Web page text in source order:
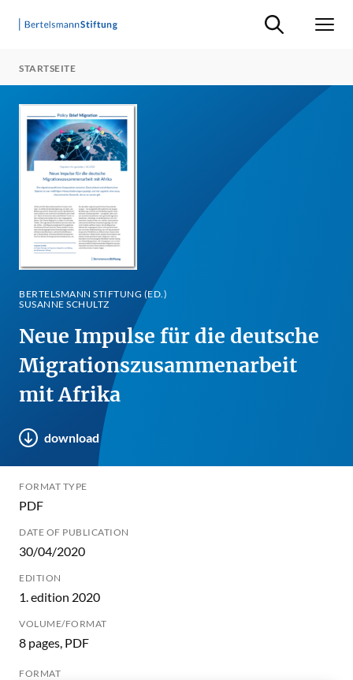
Suche ein-/
STARTSEITE
BERTELSMANN STIFTUNG (ED.)
SUSANNE SCHULTZ
Neue Impulse für die deutsche
Migrationszusammenarbeit
mit Afrika
download
FORMAT TYPE
PDF
DATE OF PUBLICATION
30/04/2020
EDITION
1. edition 2020
VOLUME/FORMAT
8 pages, PDF
FORMAT